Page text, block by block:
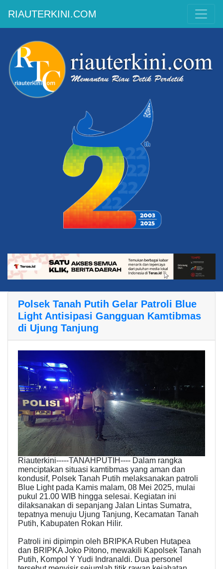
RIAUTERKINI.COM
Polsek Tanah Putih Gelar Patroli Blue
Light Antisipasi Gangguan Kamtibmas
di Ujung Tanjung
Riauterkini-----TANAHPUTIH---- Dalam rangka
menciptakan situasi kamtibmas yang aman dan
kondusif, Polsek Tanah Putih melaksanakan patroli
Blue Light pada Kamis malam, 08 Mei 2025, mulai
pukul 21.00 WIB hingga selesai. Kegiatan ini
dilaksanakan di sepanjang Jalan Lintas Sumatra,
tepatnya menuju Ujung Tanjung, Kecamatan Tanah
Putih, Kabupaten Rokan Hilir.
Patroli ini dipimpin oleh BRIPKA Ruben Hutapea
dan BRIPKA Joko Pitono, mewakili Kapolsek Tanah
Putih, Kompol Y Yudi Indranaldi. Dua personel